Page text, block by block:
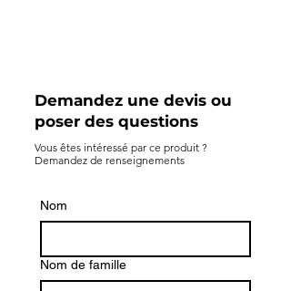
Demandez une devis ou
poser des questions
Vous êtes intéressé par ce produit ?
Demandez de renseignements
Nom
Nom de famille